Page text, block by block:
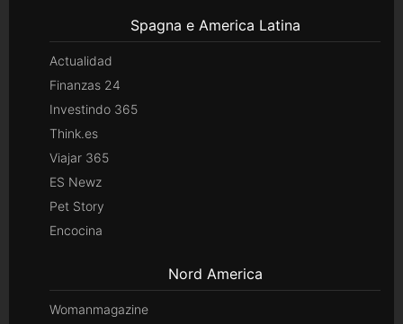
Spagna e America Latina
Actualidad
Finanzas 24
Investindo 365
Think.es
Viajar 365
ES Newz
Pet Story
Encocina
Nord America
Womanmagazine